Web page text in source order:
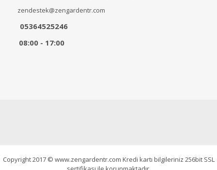
zendestek@zengardentr.com
05364525246
08:00 - 17:00
Copyright 2017 © www.zengardentr.com Kredi kartı bilgileriniz 256bit SSL